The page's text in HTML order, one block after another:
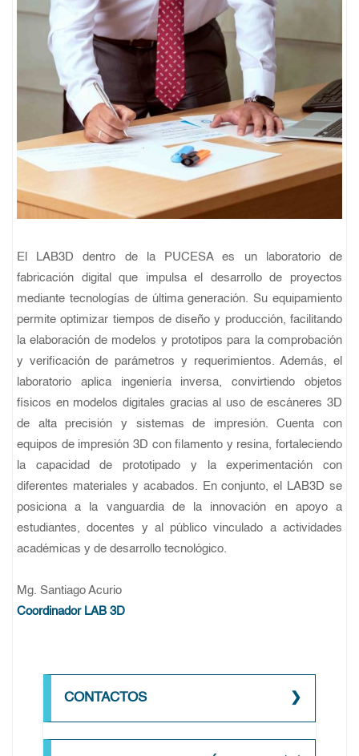
El LAB3D dentro de la PUCESA es un laboratorio de
fabricación digital que impulsa el desarrollo de proyectos
mediante tecnologías de última generación. Su equipamiento
permite optimizar tiempos de diseño y producción, facilitando
la elaboración de modelos y prototipos para la comprobación
y verificación de parámetros y requerimientos. Además, el
laboratorio aplica ingeniería inversa, convirtiendo objetos
físicos en modelos digitales gracias al uso de escáneres 3D
de alta precisión y sistemas de impresión. Cuenta con
equipos de impresión 3D con filamento y resina, fortaleciendo
la capacidad de prototipado y la experimentación con
diferentes materiales y acabados. En conjunto, el LAB3D se
posiciona a la vanguardia de la innovación en apoyo a
estudiantes, docentes y al público vinculado a actividades
académicas y de desarrollo tecnológico.
Mg. Santiago Acurio
Coordinador LAB 3D
CONTACTOS
032994840 ext.: 1103